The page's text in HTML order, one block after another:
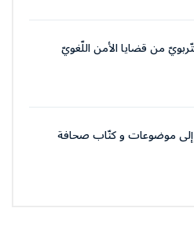
من قضايا الأمن اللّغويّ
إلى موضوعات و كتّاب صحافة